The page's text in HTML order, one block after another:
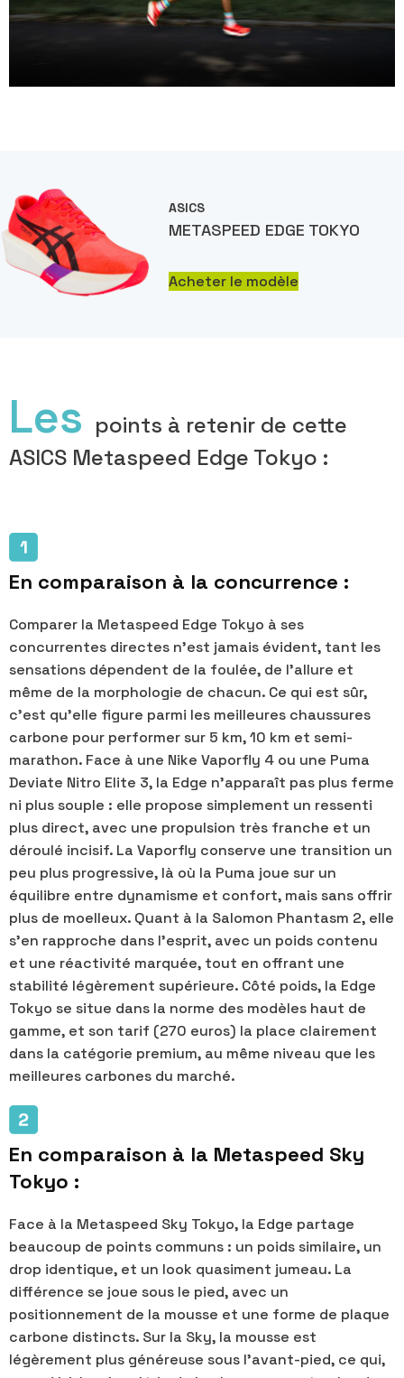
ASICS
METASPEED EDGE TOKYO
Acheter le modèle
Les points à retenir de cette
ASICS Metaspeed Edge Tokyo :
En comparaison à la concurrence :
Comparer la Metaspeed Edge Tokyo à ses
concurrentes directes n’est jamais évident, tant les
sensations dépendent de la foulée, de l’allure et
même de la morphologie de chacun. Ce qui est sûr,
c’est qu’elle figure parmi les meilleures chaussures
carbone pour performer sur 5 km, 10 km et semi-
marathon. Face à une Nike Vaporfly 4 ou une Puma
Deviate Nitro Elite 3, la Edge n’apparaît pas plus ferme
ni plus souple : elle propose simplement un ressenti
plus direct, avec une propulsion très franche et un
déroulé incisif. La Vaporfly conserve une transition un
peu plus progressive, là où la Puma joue sur un
équilibre entre dynamisme et confort, mais sans offrir
plus de moelleux. Quant à la Salomon Phantasm 2, elle
s’en rapproche dans l’esprit, avec un poids contenu
et une réactivité marquée, tout en offrant une
stabilité légèrement supérieure. Côté poids, la Edge
Tokyo se situe dans la norme des modèles haut de
gamme, et son tarif (270 euros) la place clairement
dans la catégorie premium, au même niveau que les
meilleures carbones du marché.
En comparaison à la Metaspeed Sky
Tokyo :
Face à la Metaspeed Sky Tokyo, la Edge partage
beaucoup de points communs : un poids similaire, un
drop identique, et un look quasiment jumeau. La
différence se joue sous le pied, avec un
positionnement de la mousse et une forme de plaque
carbone distincts. Sur la Sky, la mousse est
légèrement plus généreuse sous l’avant-pied, ce qui,